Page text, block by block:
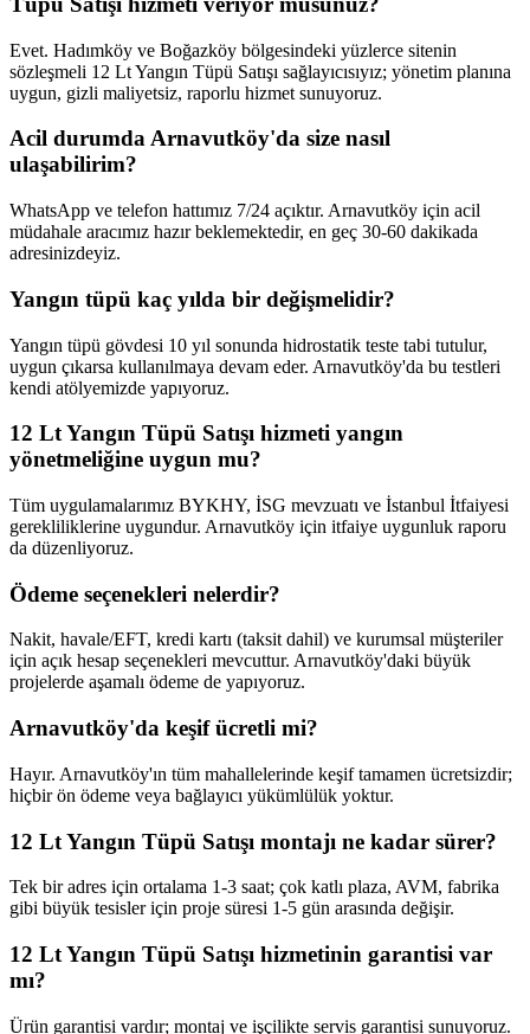
Evet. Hadımköy ve Boğazköy bölgesindeki yüzlerce sitenin
sözleşmeli 12 Lt Yangın Tüpü Satışı sağlayıcısıyız; yönetim planına
uygun, gizli maliyetsiz, raporlu hizmet sunuyoruz.
Acil durumda Arnavutköy'da size nasıl
ulaşabilirim?
WhatsApp ve telefon hattımız 7/24 açıktır. Arnavutköy için acil
müdahale aracımız hazır beklemektedir, en geç 30-60 dakikada
adresinizdeyiz.
Yangın tüpü kaç yılda bir değişmelidir?
Yangın tüpü gövdesi 10 yıl sonunda hidrostatik teste tabi tutulur,
uygun çıkarsa kullanılmaya devam eder. Arnavutköy'da bu testleri
kendi atölyemizde yapıyoruz.
12 Lt Yangın Tüpü Satışı hizmeti yangın
yönetmeliğine uygun mu?
Tüm uygulamalarımız BYKHY, İSG mevzuatı ve İstanbul İtfaiyesi
gerekliliklerine uygundur. Arnavutköy için itfaiye uygunluk raporu
da düzenliyoruz.
Ödeme seçenekleri nelerdir?
Nakit, havale/EFT, kredi kartı (taksit dahil) ve kurumsal müşteriler
için açık hesap seçenekleri mevcuttur. Arnavutköy'daki büyük
projelerde aşamalı ödeme de yapıyoruz.
Arnavutköy'da keşif ücretli mi?
Hayır. Arnavutköy'ın tüm mahallelerinde keşif tamamen ücretsizdir;
hiçbir ön ödeme veya bağlayıcı yükümlülük yoktur.
12 Lt Yangın Tüpü Satışı montajı ne kadar sürer?
Tek bir adres için ortalama 1-3 saat; çok katlı plaza, AVM, fabrika
gibi büyük tesisler için proje süresi 1-5 gün arasında değişir.
12 Lt Yangın Tüpü Satışı hizmetinin garantisi var
mı?
Ürün garantisi vardır; montaj ve işçilikte servis garantisi sunuyoruz.